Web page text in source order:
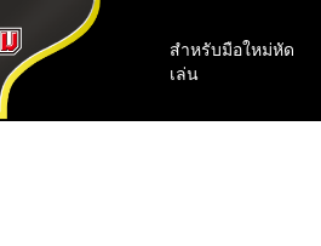
สำหรับมือใหม่หัด
เล่น